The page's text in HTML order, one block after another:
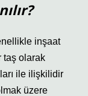
inşaat
taş olarak
ile ilişkilidir
üzere